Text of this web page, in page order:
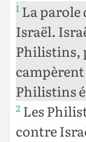
1 La parole
Israël.
Philistins,
campèrent
Philistins
2 Les
contre